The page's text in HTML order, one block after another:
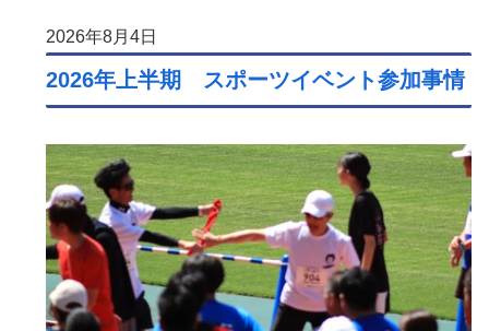
2026年8月4日
2026年上半期 スポーツイベント参加事情